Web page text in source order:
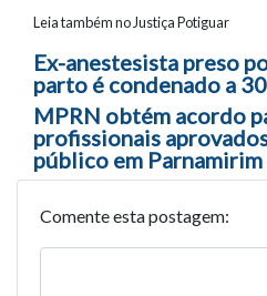
Leia também no Justiça Potiguar
Navegação
Ex-anestesista preso
parto é condenado a
MPRN obtém acordo
profissionais
público em Parnamirim
Comente esta postagem: